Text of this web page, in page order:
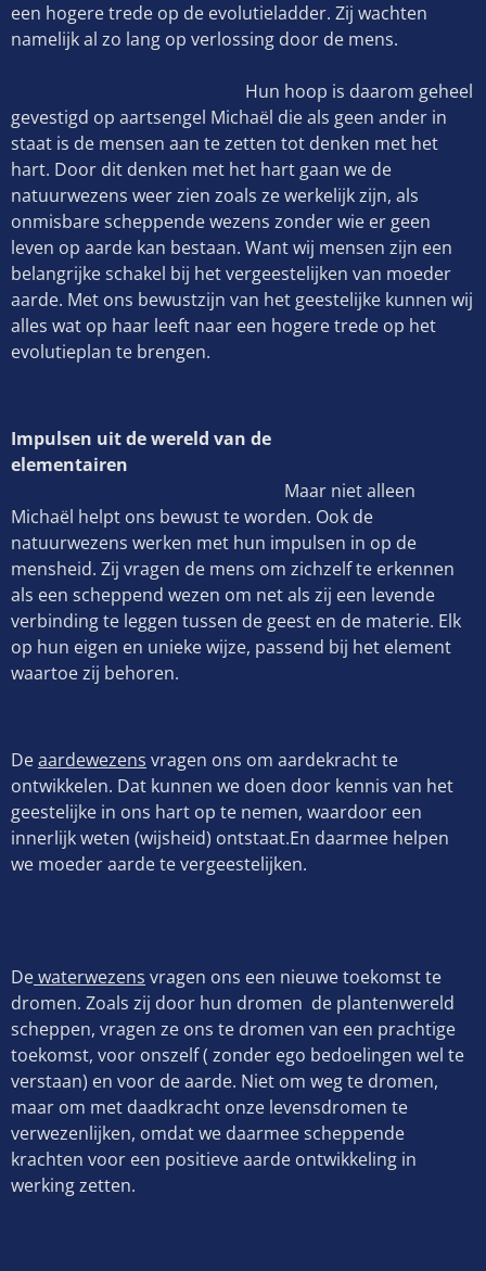
een hogere trede op de evolutieladder. Zij wachten
namelijk al zo lang op verlossing door de mens.
Hun hoop is daarom geheel
gevestigd op aartsengel Michaël die als geen ander in
staat is de mensen aan te zetten tot denken met het
hart. Door dit denken met het hart gaan we de
natuurwezens weer zien zoals ze werkelijk zijn, als
onmisbare scheppende wezens zonder wie er geen
leven op aarde kan bestaan. Want wij mensen zijn een
belangrijke schakel bij het vergeestelijken van moeder
aarde. Met ons bewustzijn van het geestelijke kunnen wij
alles wat op haar leeft naar een hogere trede op het
evolutieplan te brengen.
Impulsen uit de wereld van de
elementairen
Maar niet alleen
Michaël helpt ons bewust te worden. Ook de
natuurwezens werken met hun impulsen in op de
mensheid. Zij vragen de mens om zichzelf te erkennen
als een scheppend wezen om net als zij een levende
verbinding te leggen tussen de geest en de materie. Elk
op hun eigen en unieke wijze, passend bij het element
waartoe zij behoren.
Deaardewezens vragen ons om aardekracht te
ontwikkelen. Dat kunnen we doen door kennis van het
geestelijke in ons hart op te nemen, waardoor een
innerlijk weten (wijsheid) ontstaat.En daarmee helpen
we moeder aarde te vergeestelijken.
Dewaterwezens vragen ons een nieuwe toekomst te
dromen. Zoals zij door hun dromen de plantenwereld
scheppen, vragen ze ons te dromen van een prachtige
toekomst, voor onszelf ( zonder ego bedoelingen wel te
verstaan) en voor de aarde. Niet om weg te dromen,
maar om met daadkracht onze levensdromen te
verwezenlijken, omdat we daarmee scheppende
krachten voor een positieve aarde ontwikkeling in
werking zetten.